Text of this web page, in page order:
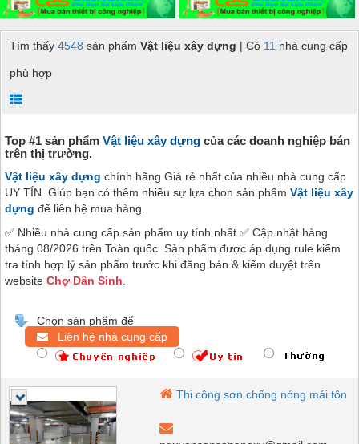
Tìm thấy 4548 sản phẩm Vật liệu xây dựng | Có 11 nhà cung cấp
phù hợp
Top #1 sản phẩm Vật liệu xây dựng của các doanh nghiệp bán
trên thị trường.
Vật liệu xây dựng chính hãng Giá rẻ nhất của nhiều nhà cung cấp
UY TÍN. Giúp bạn có thêm nhiều sự lựa chon sản phẩm Vật liệu xây
dựng để liên hệ mua hàng.
✅ Nhiều nhà cung cấp sản phẩm uy tính nhất ✅ Cập nhật hàng
tháng 08/2026 trên Toàn quốc. Sản phẩm được áp dụng rule kiểm
tra tính hợp lý sản phẩm trước khi đăng bán & kiểm duyệt trên
website Chợ Dân Sinh.
Chọn sản phẩm để
Liên hệ nhà cung cấp
Thi công sơn chống nóng mái tôn